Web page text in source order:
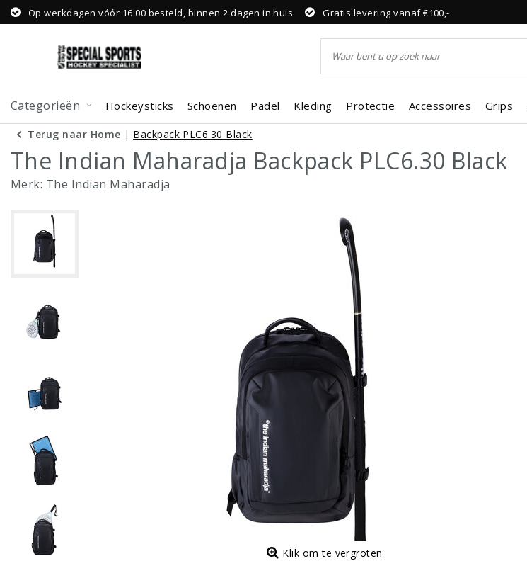
Op werkdagen vóór 16:00 besteld, binnen 2 dagen in huis Gratis levering vanaf €100,-
Categorieën Hockeysticks Schoenen Padel Kleding Protectie Accessoires Grips
Terug naar Home | Backpack PLC6.30 Black
The Indian Maharadja Backpack PLC6.30 Black
Merk: The Indian Maharadja
Klik om te vergroten